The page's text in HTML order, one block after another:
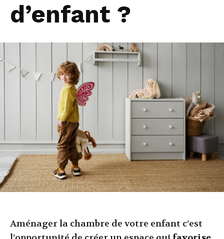
d’enfant ?
Aménager la chambre de votre enfant c’est